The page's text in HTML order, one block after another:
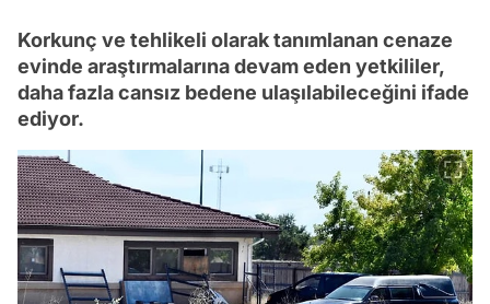
Korkunç ve tehlikeli olarak tanımlanan cenaze
evinde araştırmalarına devam eden yetkililer,
daha fazla cansız bedene ulaşılabileceğini ifade
ediyor.